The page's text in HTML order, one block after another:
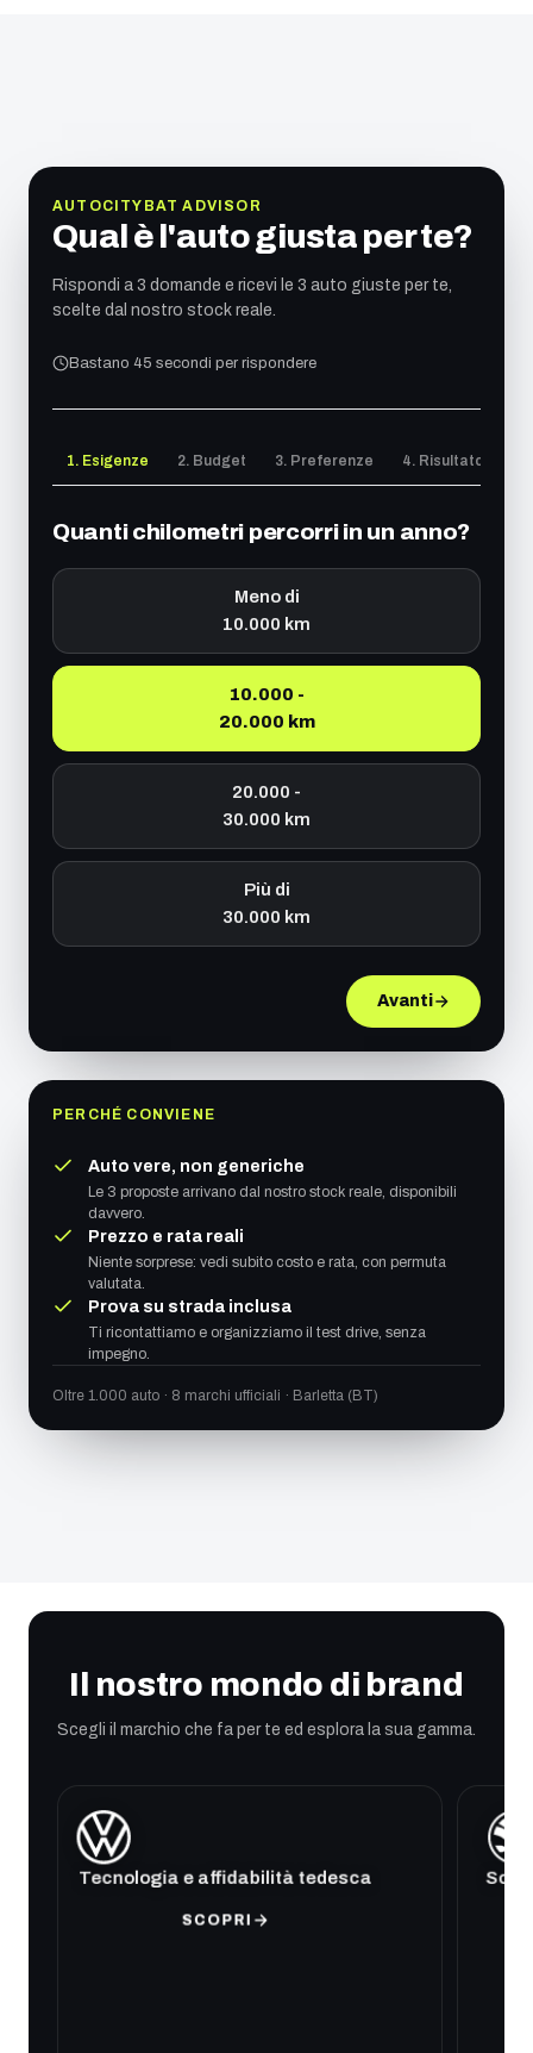
AUTOCITYBAT ADVISOR
Qual è l'auto giusta per te?
Rispondi a 3 domande e ricevi le 3 auto giuste per te,
scelte dal nostro stock reale.
Bastano 45 secondi per rispondere
1. Esigenze 2. Budget 3. Preferenze 4. Risultato
Quanti chilometri percorri in un anno?
Meno di
10.000 km
10.000 -
20.000 km
20.000 -
30.000 km
Più di
30.000 km
Avanti
PERCHÉ CONVIENE
Auto vere, non generiche
Le 3 proposte arrivano dal nostro stock reale, disponibili
davvero.
Prezzo e rata reali
Niente sorprese: vedi subito costo e rata, con permuta
valutata.
Prova su strada inclusa
Ti ricontattiamo e organizziamo il test drive, senza
impegno.
Oltre 1.000 auto · 8 marchi ufficiali · Barletta (BT)
Il nostro mondo di brand
Scegli il marchio che fa per te ed esplora la sua gamma.
Tecnologia e affidabilità tedesca
SCOPRI